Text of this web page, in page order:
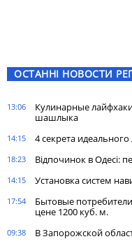
ОСТАННІ НОВОСТИ
13:06
Кулинарные
шашлыка
14:15 4 секрета
18:23 Відпочинок в Одесі:
14:15 Установка систем
17:54
Бытовые
цене 1200 куб. м.
09:38 В Запорожской